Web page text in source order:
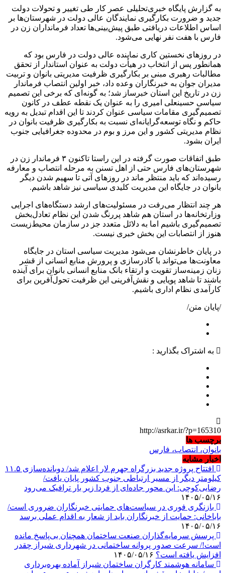
به گزارش پایگاه خبری‌تحلیلی عصر کار طی تغییر و تحولات دولت
جدید و ضرورت بکارگیری نمایندگان عالی دولت در شهرستان‌ها بر
اساس اطلاعات دریافتی طبق پیش‌بینی‌ها تعداد فرمانداران زن در
فارس با هفت نفر نهایی می‌شود.
در روزهای نخستین کاری نماینده عالی د‌ولت در فارس بود که
همانطور پس از انتخاب در هیأت دولت به عنوان استاندار از تحقق
مطالبات رهبری مبنی بر بکارگیری ظرفیت مدیریتی بانوان و تربیت
مدیران جوان به خبرنگاران وعده داد، خبر اولین انتصاب فرماندار
زن در تاریخ این استان خبرساز شد؛ به گونه‌ای که برخی این تصمیم
سیاسی حسینعلی امیری را به عنوان یک نقطه عطف در کانون
تصمیم‌گیری مقامات سیاسی عنوان کردند تا این اقدام تبدیل به رویه
حاکم و نگاه توسعه‌گرایانه‌ای نسبت به بکارگیری ظرفیت بانوان در
نظام مدیریتی کشور و این مرز و بوم در محدوده جغرافیایی جنوب
ایران بشود.
طبق اتفاقات صورت گرفته در این راستا تاکنون ۳ فرماندار زن در
شهرستان‌های فارس حتی از اهل تسنن به مرحله انتصاب و معارفه
رسیده‌اند که باید منتظر ماند در روزهای آتی تا سهیم شدن دیگر
بانوان در جایگاه این مدیریت کلیدی سیاسی نیز شاهد باشیم.
هر چند انتظار می‌رفت در مسئولیت‌های ارشد دستگاه‌های اجرایی
وزارتخانه‌ها در استان هم شاهد پررنگ شدن این نظام تعادل‌بخش
تصمیم‌گیری باشیم اما به دلائل متعدد جز در سازمان محیط‌زیست
هنوز از انتصابات این بخش خبری نیست.
در پایان خاطرنشان می‌شود مدیریت سیاسی استان در جایگاه
معاونت‌ها می‌تواند با کادرسازی و پرورش منابع انسانی از قشر
زنان زمینه‌ساز تقویت و ارتقاء بانک منابع انسانی بانوان برای آینده
باشند تا شاهد پویایی و نقش‌آفرینی این ظرفیت تحول‌آفرین برای
کارآمدی نظام اداری باشیم.
/پایان متن/
به اشتراک بگذارید :
http://asrkar.ir/?p=165310
برچسب ها
بانوان، انتصاب، فارس
اخبار مشابه
افتتاح پروژه جدید بزرگراه جهرم لار اعلام شد/ دوبانده‌سازی ۱۱.۵
کیلومتر دیگر از مسیر ارتباطی جنوب کشور پایان یافت/
رضایی‌کوچی: این محور جاده‌ای از فردا زیر بار ترافیک می‌رود
۱۴۰۵/۰۵/۱۶
بازنگری فوری در سیاست‌های حمایتی خبرنگاران ضروری است/
باباخانی: حمایت از خبرنگاران باید از شعار به اقدام عملی برسد
۱۴۰۵/۰۵/۱۶
پرسش سرمایه‌گذاران صنعت ساختمان همچنان بی‌پاسخ مانده
است!/ سرعت صدور پروانه ساختمانی در شهرداری شیراز چقدر
افزایش یافته است؟
سامانه هوشمند کارگران ساختمان شیراز آماده بهره‌برداری